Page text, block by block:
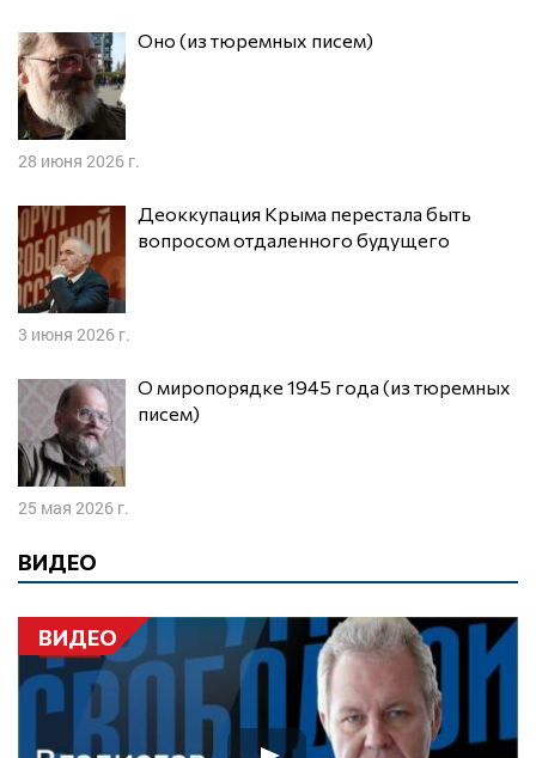
Оно (из тюремных писем)
28 июня 2026 г.
Деоккупация Крыма перестала быть
вопросом отдаленного будущего
3 июня 2026 г.
О миропорядке 1945 года (из тюремных
писем)
25 мая 2026 г.
ВИДЕО
ВИДЕО